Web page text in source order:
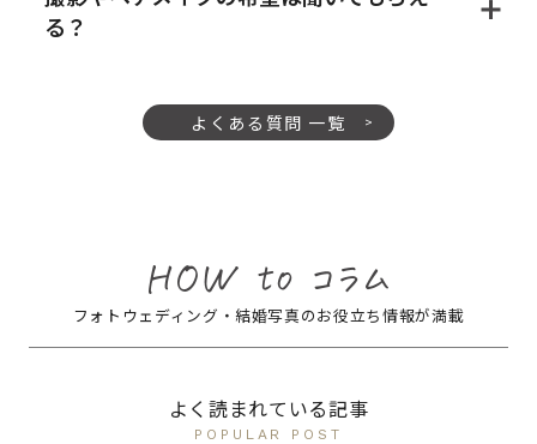
る？
よくある質問 一覧
フォトウェディング・結婚写真のお役立ち情報が満載
よく読まれている記事
POPULAR POST